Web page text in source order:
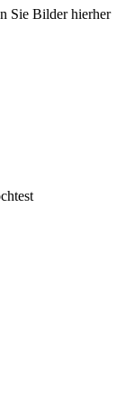
Sie Bilder hierher